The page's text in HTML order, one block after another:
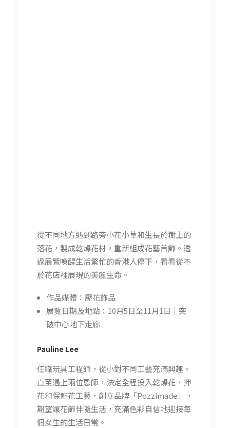
從不同地方遇到路旁小花小草和生長於樹上的
落花，製成乾燥花材，重新組成花藝首飾。透
過展覽喚醒生活繁忙的香港人停下，看看從不
於花店裡展現的美麗生命。
作品媒體：壓花飾品
展覽日期及地點：10月5日至11月1日｜突
破中心地下走廊
Pauline Lee
任職玩具工程師，從小對不同工藝充滿興趣。
直至遇上兩位恩師，決定全程投入乾燥花、押
花和保鮮花工藝，創立品牌「Pozzimade」，
期望讓花飾伴隨生活，充滿色彩自信地迎接每
個女生的生活日常。